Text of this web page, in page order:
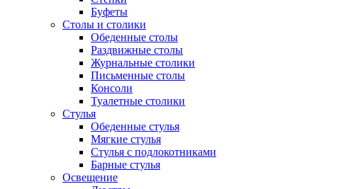
Буфеты
Столы и столики
Обеденные столы
Раздвижные столы
Журнальные столики
Письменные столы
Консоли
Туалетные столики
Стулья
Обеденные стулья
Мягкие стулья
Стулья с подлокотниками
Барные стулья
Освещение